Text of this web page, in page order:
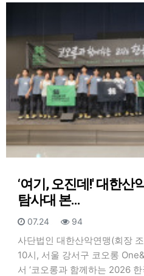
‘여기, 오진데!' 대한산
탐사대 본…
등록일
07.24 조회
94
사단법인 대한산악연맹(회장
10시, 서울 강서구 코오롱
서 ‘코오롱과 함께하는 2026